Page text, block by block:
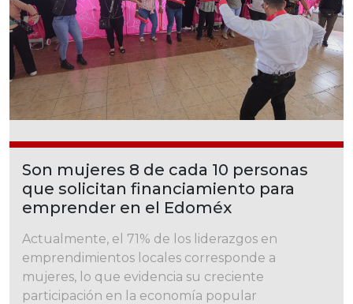
Son mujeres 8 de cada 10 personas
que solicitan financiamiento para
emprender en el Edoméx
Actualmente, el 71% de los liderazgos en
emprendimientos locales corresponde a
mujeres, lo que evidencia su creciente
participación en la economía popular